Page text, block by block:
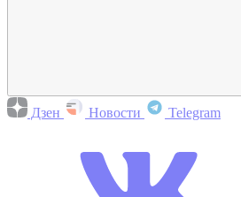
Дзен Новости Telegram